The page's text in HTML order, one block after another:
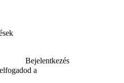
Bejelentkezés
a